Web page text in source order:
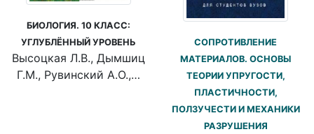
БИОЛОГИЯ. 10 КЛАСС:
УГЛУБЛЁННЫЙ УРОВЕНЬ
Высоцкая Л.В., Дымшиц
Г.М., Рувинский А.О.,…
СОПРОТИВЛЕНИЕ
МАТЕРИАЛОВ. ОСНОВЫ
ТЕОРИИ УПРУГОСТИ,
ПЛАСТИЧНОСТИ,
ПОЛЗУЧЕСТИ И МЕХАНИКИ
РАЗРУШЕНИЯ